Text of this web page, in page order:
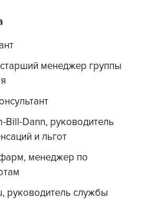
старший менеджер группы
Dann, руководитель
и льгот
менеджер по
руководитель службы